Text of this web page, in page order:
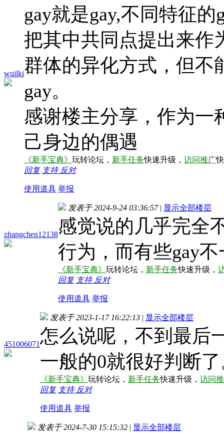
wuilki
gay就是gay,不同特征
把其中共同点提出来作
群体的异化方式，但不
gay。
感谢楼主分享，作为一
己身边的偶遇
《新手宝典》 玩转论坛， 新手任务快速升级， 访问推广
回复 支持 反对
使用道具 举报
zhangchen12138
发表于 2024-9-24 03:36:57 | 显示全部楼层
感觉说的几乎完全
行为，而有些gay
《新手宝典》 玩转论坛， 新手任务快速升级，
回复 支持 反对
使用道具 举报
451006071
发表于 2023-1-17 16:22:13 | 显示全部楼层
怎么说呢，不到最后
一般的0就很好判断
《新手宝典》 玩转论坛， 新手任务快速升级， 访问
回复 支持 反对
使用道具 举报
发表于 2024-7-30 15:15:32 | 显示全部楼层